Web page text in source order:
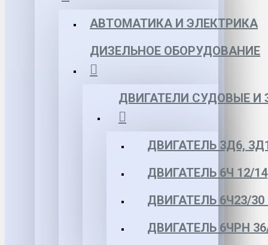
АВТОМАТИКА И ЭЛЕКТРИКА
ДИЗЕЛЬНОЕ ОБОРУДОВАНИЕ
ДВИГАТЕЛИ СУДОВЫЕ И
ДВИГАТЕЛЬ 3Д6,
ДВИГАТЕЛЬ 6Ч 12/14
ДВИГАТЕЛЬ 6Ч23/30
ДВИГАТЕЛЬ 6ЧРН